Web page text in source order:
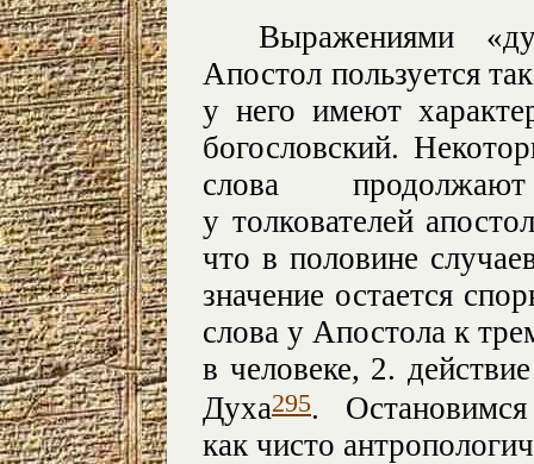
Выражениями
Апостол пользуется
у него имеют
богословский.
слова
у толкователей
что в половине
значение остается
слова у Апостола к
в человеке, 2.
Духа295.
как чисто